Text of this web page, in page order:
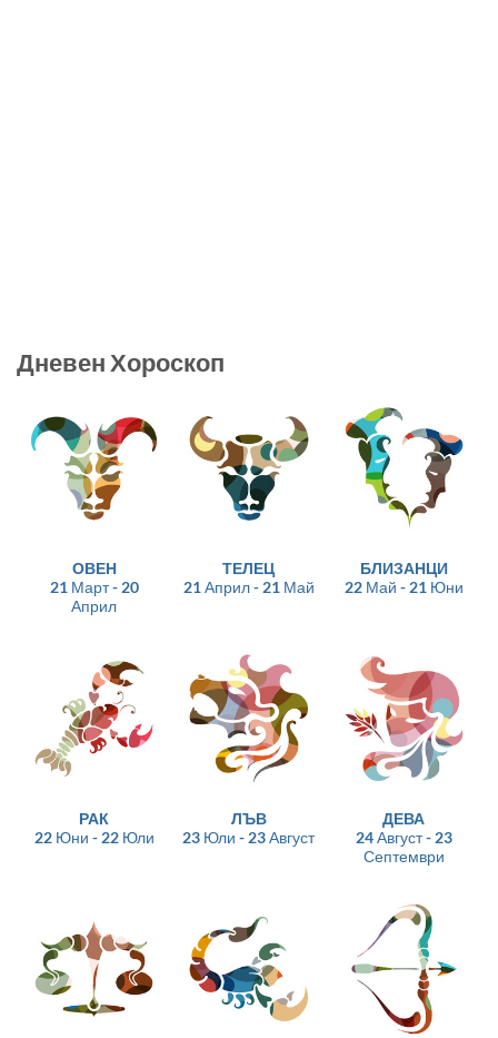
Дневен Хороскоп
ОВЕН
21 Март - 20
Април
ТЕЛЕЦ
21 Април - 21 Май
БЛИЗАНЦИ
22 Май - 21 Юни
РАК
22 Юни - 22 Юли
ЛЪВ
23 Юли - 23 Август
ДЕВА
24 Август - 23
Септември